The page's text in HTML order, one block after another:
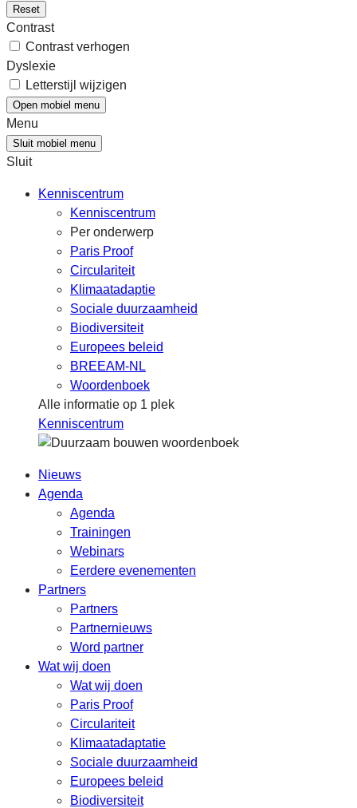
Reset
Contrast
Contrast verhogen
Dyslexie
Letterstijl wijzigen
Open mobiel menu
Menu
Sluit mobiel menu
Sluit
Kenniscentrum
Kenniscentrum
Per onderwerp
Paris Proof
Circulariteit
Klimaatadaptie
Sociale duurzaamheid
Biodiversiteit
Europees beleid
BREEAM-NL
Woordenboek
Alle informatie op 1 plek
Kenniscentrum
Nieuws
Agenda
Agenda
Trainingen
Webinars
Eerdere evenementen
Partners
Partners
Partnernieuws
Word partner
Wat wij doen
Wat wij doen
Paris Proof
Circulariteit
Klimaatadaptatie
Sociale duurzaamheid
Europees beleid
Biodiversiteit